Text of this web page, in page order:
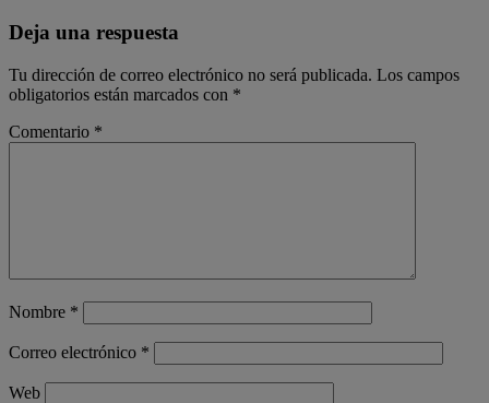
Deja una respuesta
Tu dirección de correo electrónico no será publicada. Los campos
obligatorios están marcados con *
Comentario *
Nombre *
Correo electrónico *
Web